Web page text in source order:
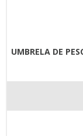
UMBRELA DE